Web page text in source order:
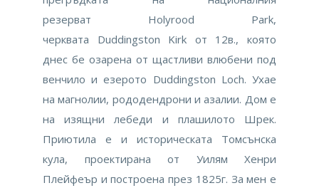
резерват Holyrood Park,
черквата Duddingston Kirk от 12в., която
днес бе озарена от щастливи влюбени под
венчило и езерото Duddingston Loch. Ухае
на магнолии, рододендрони и азалии. Дом е
на изящни лебеди и плашилото Шрек.
Приютила е и историческата Томсънска
кула, проектирана от Уилям Хенри
Плейфеър и построена през 1825г. За мен е